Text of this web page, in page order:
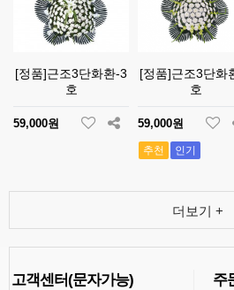
[정품]근조3단화환-3
호
59,000원
[정품]근조3단화
호
59,000원
추천 인기
더보기 +
고객센터(문자가능) 주